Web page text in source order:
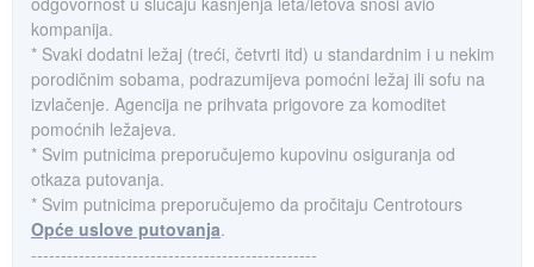
kompanija.
* Svaki dodatni ležaj (treći, četvrti itd) u standardnim i u nekim
porodičnim sobama, podrazumijeva pomoćni ležaj ili sofu na
izvlačenje. Agencija ne prihvata prigovore za komoditet
pomoćnih ležajeva.
* Svim putnicima preporučujemo kupovinu osiguranja od
otkaza putovanja.
* Svim putnicima preporučujemo da pročitaju Centrotours
Opće uslove putovanja.
------------------------------------------------